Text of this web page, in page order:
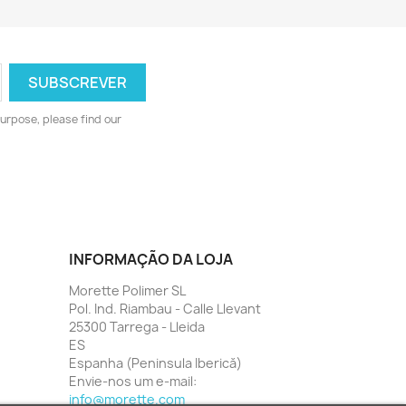
please find our
INFORMAÇÃO DA LOJA
Morette Polimer SL
Pol. Ind. Riambau - Calle Llevant
25300 Tarrega - Lleida
ES
Espanha (Peninsula Iberică)
Envie-nos um e-mail:
info@morette.com